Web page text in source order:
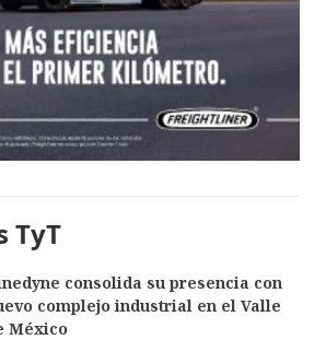
TyT
consolida su presencia con
complejo industrial en el Valle
México